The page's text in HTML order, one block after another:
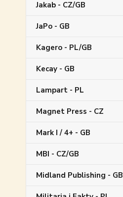
Jakab - CZ/GB
JaPo - GB
Kagero - PL/GB
Kecay - GB
Lampart - PL
Magnet Press - CZ
Mark I / 4+ - GB
MBI - CZ/GB
Midland Publishing - GB